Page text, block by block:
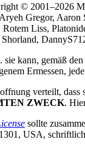
© 2001–2026
Gregor,
Liss,
kann, gemäß
Ermessen,
verteilt, dass
ZWECK.
sollte
USA,